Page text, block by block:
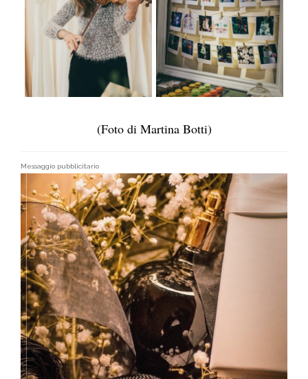
(Foto di Martina Botti)
Messaggio pubblicitario